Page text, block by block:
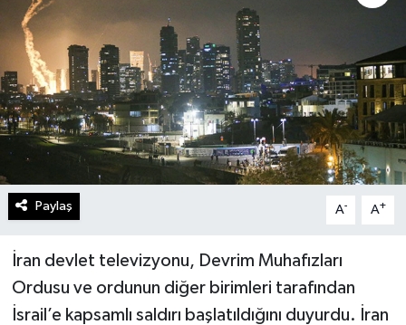
Paylaş A- A+
İran devlet televizyonu, Devrim Muhafızları
Ordusu ve ordunun diğer birimleri tarafından
İsrail’e kapsamlı saldırı başlatıldığını duyurdu. İran